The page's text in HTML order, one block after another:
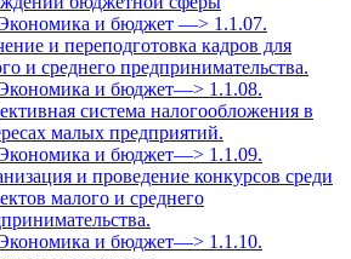
и бюджет —> 1.1.07.
и переподготовка кадров для
и среднего предпринимательства.
и бюджет—> 1.1.08.
система налогообложения в
малых предприятий.
и бюджет—> 1.1.09.
и проведение конкурсов среди
малого и среднего
и бюджет—> 1.1.10.